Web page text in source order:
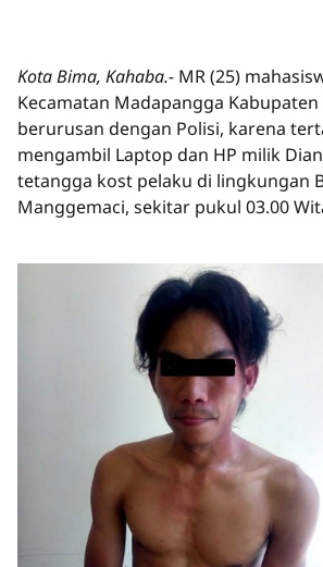
Kota Bima, Kahaba.- MR (25)
Kecamatan Madapangga
berurusan dengan Polisi, karena
mengambil Laptop dan HP milik
tetangga kost pelaku di lingkungan
Manggemaci, sekitar pukul 03.00